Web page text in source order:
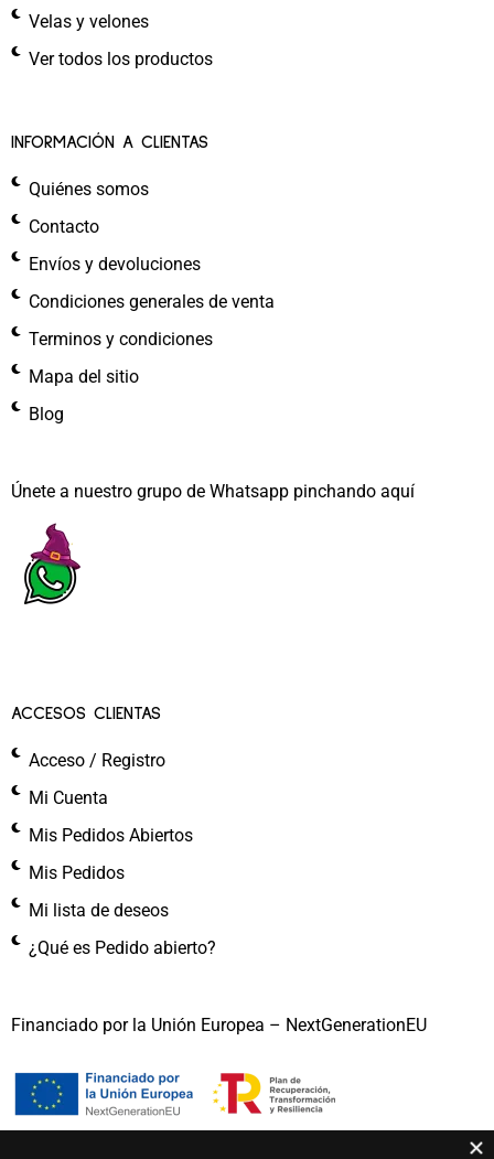
Velas y velones
Ver todos los productos
INFORMACIÓN A CLIENTAS
Quiénes somos
Contacto
Envíos y devoluciones
Condiciones generales de venta
Terminos y condiciones
Mapa del sitio
Blog
Únete a nuestro grupo de Whatsapp pinchando aquí​
ACCESOS CLIENTAS
Acceso / Registro
Mi Cuenta
Mis Pedidos Abiertos
Mis Pedidos
Mi lista de deseos
¿Qué es Pedido abierto?
Financiado por la Unión Europea – NextGenerationEU